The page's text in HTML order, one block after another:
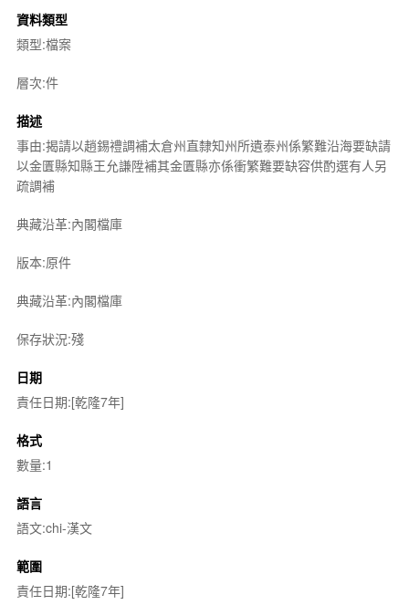
資料類型
類型:檔案
層次:件
描述
事由:揭請以趙錫禮調補太倉州直隸知州所遺泰州係繁難沿海要缺請
以金匱縣知縣王允謙陞補其金匱縣亦係衝繁難要缺容供酌選有人另
疏調補
典藏沿革:內閣檔庫
版本:原件
典藏沿革:內閣檔庫
保存狀況:殘
日期
責任日期:[乾隆7年]
格式
數量:1
語言
語文:chi-漢文
範圍
責任日期:[乾隆7年]